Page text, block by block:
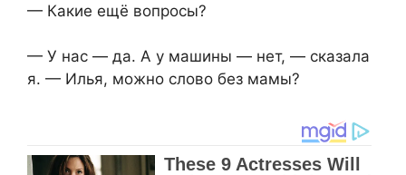
— Какие ещё вопросы?
— У нас — да. А у машины — нет, — сказала
я. — Илья, можно слово без мамы?